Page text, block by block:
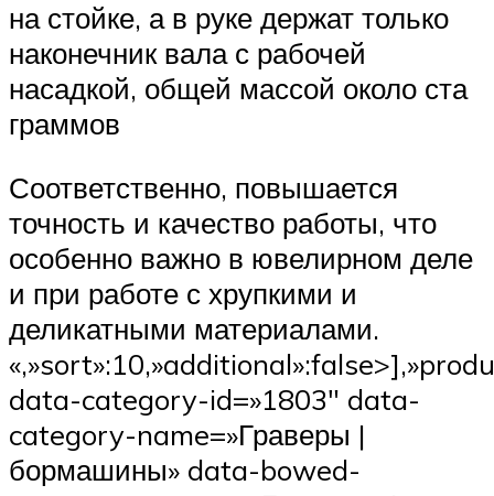
на стойке, а в руке держат только
наконечник вала с рабочей
насадкой, общей массой около ста
граммов
Соответственно, повышается
точность и качество работы, что
особенно важно в ювелирном деле
и при работе с хрупкими и
деликатными материалами.
data-category-id=»1803″ data-
category-name=»Граверы |
бормашины» data-bowed-